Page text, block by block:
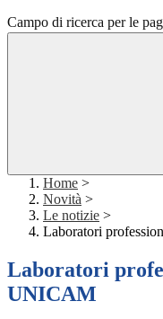
Campo di ricerca per le
Home >
Novità >
Le notizie >
Laboratori
Laboratori
UNICAM